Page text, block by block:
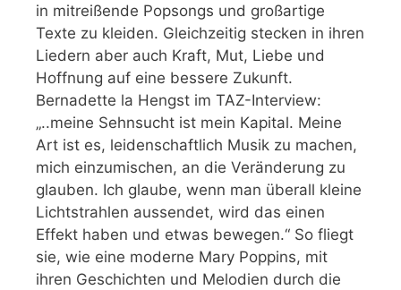
in mitreißende Popsongs und großartige
Texte zu kleiden. Gleichzeitig stecken in ihren
Liedern aber auch Kraft, Mut, Liebe und
Hoffnung auf eine bessere Zukunft.
Bernadette la Hengst im TAZ-Interview:
„..meine Sehnsucht ist mein Kapital. Meine
Art ist es, leidenschaftlich Musik zu machen,
mich einzumischen, an die Veränderung zu
glauben. Ich glaube, wenn man überall kleine
Lichtstrahlen aussendet, wird das einen
Effekt haben und etwas bewegen.“ So fliegt
sie, wie eine moderne Mary Poppins, mit
ihren Geschichten und Melodien durch die